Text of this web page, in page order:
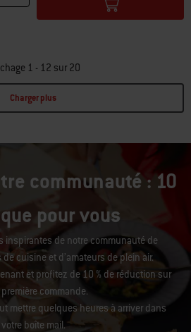
1 - 12 sur 20
Charger plus
communauté : 10
pour vous
inspirantes de notre communauté de
cuisine et d’amateurs de plein air.
et profitez de 10 % de réduction sur
commande.
mettre quelques heures à arriver dans
votre boîte mail.